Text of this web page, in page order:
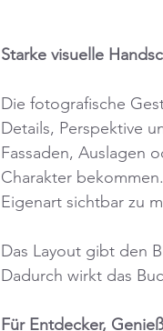
Starke visuelle
Die fotografische
Details, Perspektive
Fassaden, Auslagen
Charakter
Eigenart sichtbar zu
Das Layout gibt den
Dadurch wirkt das
Für Entdecker,